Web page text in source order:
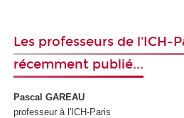
Les professeurs de l'ICH-
récemment publié...
Pascal GAREAU
professeur à l'ICH-Paris